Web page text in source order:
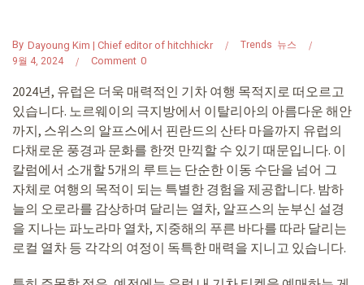
By Dayoung Kim | Chief editor of hitchhickr Trends 뉴스
9월 4, 2024
0
Comment
2024년, 유럽은 더욱 매력적인 기차 여행 목적지로 떠오르고
있습니다. 노르웨이의 극지방에서 이탈리아의 아름다운 해안
까지, 스위스의 알프스에서 핀란드의 산타 마을까지 유럽의
다채로운 풍경과 문화를 한껏 만끽할 수 있기 때문입니다. 이
칼럼에서 소개할 5개의 루트는 단순한 이동 수단을 넘어 그
자체로 여행의 목적이 되는 특별한 경험을 제공합니다. 밤하
늘의 오로라를 감상하며 달리는 열차, 알프스의 눈부신 설경
을 지나는 파노라마 열차, 지중해의 푸른 바다를 따라 달리는
로컬 열차 등 각각의 여정이 독특한 매력을 지니고 있습니다.